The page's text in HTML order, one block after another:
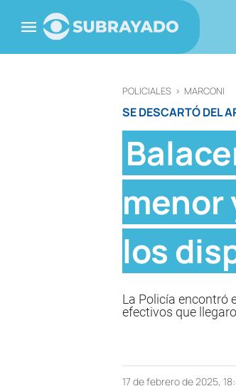
POLICIALES > MARCONI
SE DESCARTÓ DEL
menor
los
La Policía encontró
efectivos que
17 de febrero de 2025,